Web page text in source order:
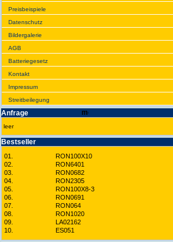
Preis­beispiele
Daten­schutz
Bilder­galerie
AGB
Batte­rie­gesetz
Kontakt
Impres­sum
Streit­bei­legung
Anfrage
leer
Best­seller
01.
RON100X10
02.
RON6401
03.
RON0682
04.
RON2305
05.
RON100X8-3
06.
RON0691
07.
RON064
08.
RON1020
09.
LA02162
10.
ES051